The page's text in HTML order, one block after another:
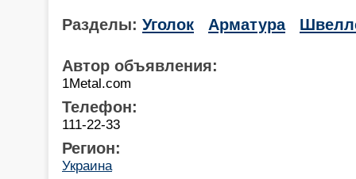
Разделы: Уголок Арматура
Автор объявления:
1Metal.com
Телефон:
111-22-33
Регион:
Украина